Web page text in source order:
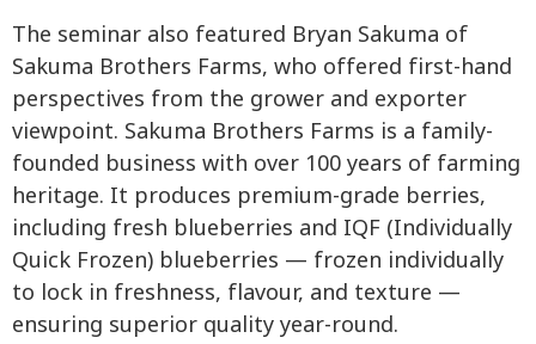
The seminar also featured Bryan Sakuma of
Sakuma Brothers Farms, who offered first-hand
perspectives from the grower and exporter
viewpoint. Sakuma Brothers Farms is a family-
founded business with over 100 years of farming
heritage. It produces premium-grade berries,
including fresh blueberries and IQF (Individually
Quick Frozen) blueberries — frozen individually
to lock in freshness, flavour, and texture —
ensuring superior quality year-round.